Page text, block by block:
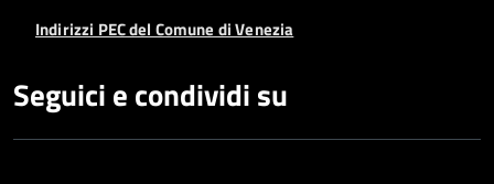
Indirizzi PEC del Comune di Venezia
Seguici e condividi su